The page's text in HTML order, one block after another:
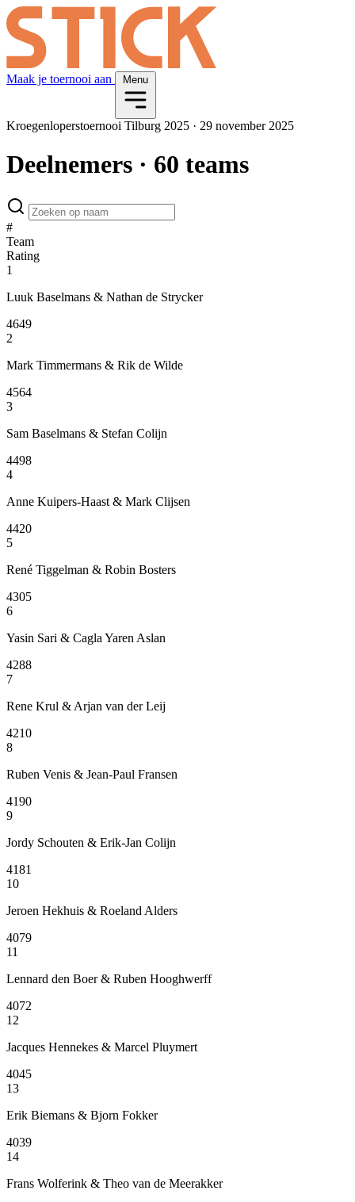
Maak je toernooi aan Menu
Kroegenloperstoernooi Tilburg 2025 · 29 november 2025
Deelnemers · 60 teams
#
Team
Rating
1
Luuk Baselmans & Nathan de Strycker
4649
2
Mark Timmermans & Rik de Wilde
4564
3
Sam Baselmans & Stefan Colijn
4498
4
Anne Kuipers-Haast & Mark Clijsen
4420
5
René Tiggelman & Robin Bosters
4305
6
Yasin Sari & Cagla Yaren Aslan
4288
7
Rene Krul & Arjan van der Leij
4210
8
Ruben Venis & Jean-Paul Fransen
4190
9
Jordy Schouten & Erik-Jan Colijn
4181
10
Jeroen Hekhuis & Roeland Alders
4079
11
Lennard den Boer & Ruben Hooghwerff
4072
12
Jacques Hennekes & Marcel Pluymert
4045
13
Erik Biemans & Bjorn Fokker
4039
14
Frans Wolferink & Theo van de Meerakker